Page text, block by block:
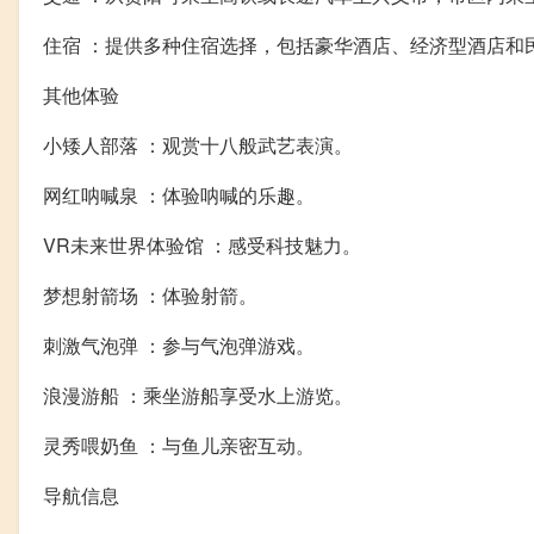
住宿 ：提供多种住宿选择，包括豪华酒店、经济型酒店和
其他体验
小矮人部落 ：观赏十八般武艺表演。
网红呐喊泉 ：体验呐喊的乐趣。
VR未来世界体验馆 ：感受科技魅力。
梦想射箭场 ：体验射箭。
刺激气泡弹 ：参与气泡弹游戏。
浪漫游船 ：乘坐游船享受水上游览。
灵秀喂奶鱼 ：与鱼儿亲密互动。
导航信息